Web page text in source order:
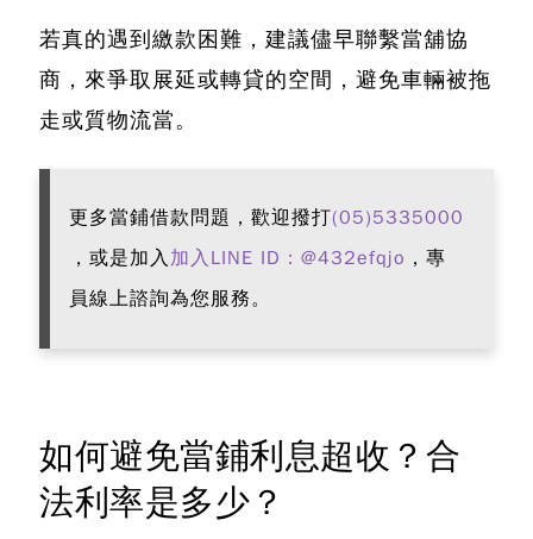
若真的遇到繳款困難，建議儘早聯繫當舖協
商，來爭取展延或轉貸的空間，避免車輛被拖
走或質物流當。
更多當鋪借款問題，歡迎撥打(05)5335000
，或是加入加入LINE ID：@432efqjo ，專
員線上諮詢為您服務。
如何避免當鋪利息超收？合
法利率是多少？